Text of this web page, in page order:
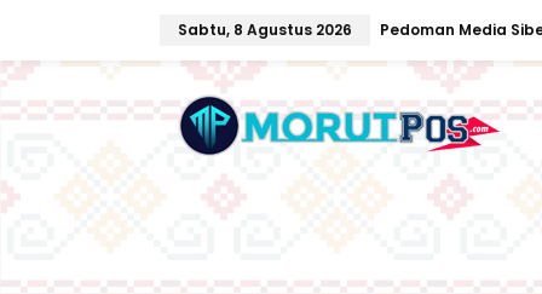
a
Sabtu, 8 Agustus 2026 Pedoman Media